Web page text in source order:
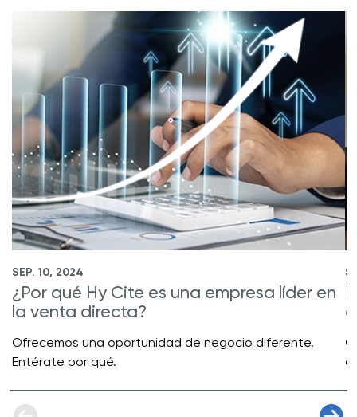
SEP. 10, 2024
¿Por qué Hy Cite es una empresa líder en
la venta directa?
Ofrecemos una oportunidad de negocio diferente.
Entérate por qué.